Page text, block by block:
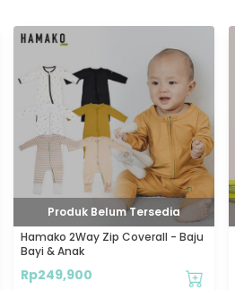
Produk Belum Tersedia
Hamako 2Way Zip Coverall - Baju
Bayi & Anak
Rp249,900